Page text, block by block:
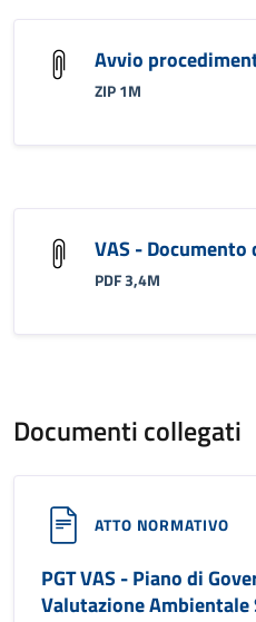
Avvio
ZIP 1M
VAS -
PDF 3,4M
Documenti collegati
ATTO NORMATIVO
PGT VAS - Piano di
Valutazione